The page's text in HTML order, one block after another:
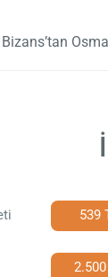
Bizans’tan
539